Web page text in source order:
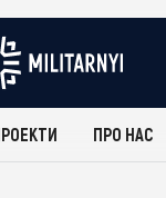
ПРО НАС